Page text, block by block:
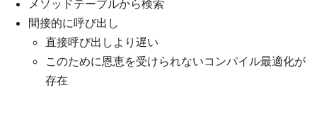
メソッドテーブルから検索
間接的に呼び出し
直接呼び出しより遅い
このために恩恵を受けられないコンパイル最適化が
存在